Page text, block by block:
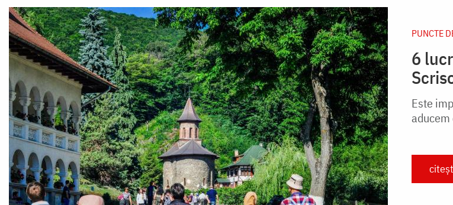
PUNCTE
6
Este
aducem